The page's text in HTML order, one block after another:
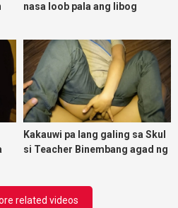
nasa loob pala ang libog
Kakauwi pa lang galing sa Skul
si Teacher Binembang agad ng
related videos